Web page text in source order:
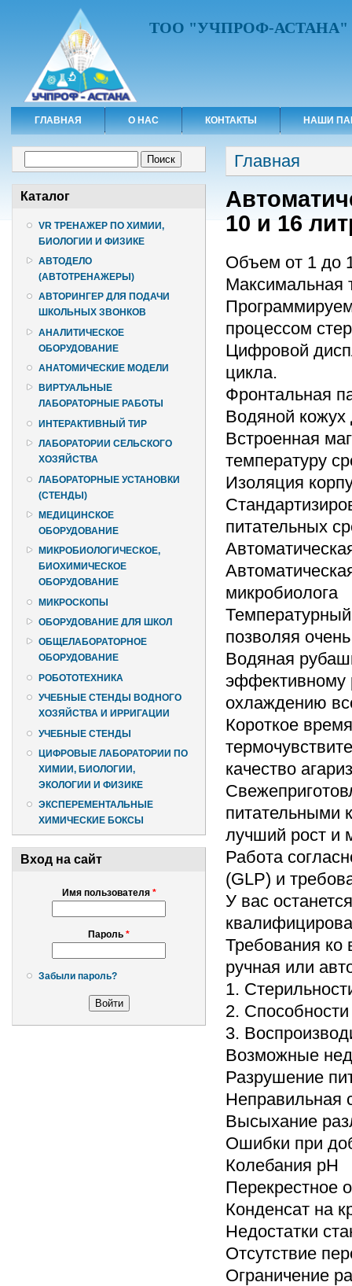
ТОО "УЧПРОФ-АСТАНА"
ГЛАВНАЯ О НАС КОНТАКТЫ НАШИ
Каталог
VR ТРЕНАЖЕР ПО ХИМИИ,
БИОЛОГИИ И ФИЗИКЕ
АВТОДЕЛО
(АВТОТРЕНАЖЕРЫ)
АВТОРИНГЕР ДЛЯ ПОДАЧИ
ШКОЛЬНЫХ ЗВОНКОВ
АНАЛИТИЧЕСКОЕ
ОБОРУДОВАНИЕ
АНАТОМИЧЕСКИЕ МОДЕЛИ
ВИРТУАЛЬНЫЕ
ЛАБОРАТОРНЫЕ РАБОТЫ
ИНТЕРАКТИВНЫЙ ТИР
ЛАБОРАТОРИИ СЕЛЬСКОГО
ХОЗЯЙСТВА
ЛАБОРАТОРНЫЕ УСТАНОВКИ
(СТЕНДЫ)
МЕДИЦИНСКОЕ
ОБОРУДОВАНИЕ
МИКРОБИОЛОГИЧЕСКОЕ,
БИОХИМИЧЕСКОЕ
ОБОРУДОВАНИЕ
МИКРОСКОПЫ
ОБОРУДОВАНИЕ ДЛЯ ШКОЛ
ОБЩЕЛАБОРАТОРНОЕ
ОБОРУДОВАНИЕ
РОБОТОТЕХНИКА
УЧЕБНЫЕ СТЕНДЫ ВОДНОГО
ХОЗЯЙСТВА И ИРРИГАЦИИ
УЧЕБНЫЕ СТЕНДЫ
ЦИФРОВЫЕ ЛАБОРАТОРИИ ПО
ХИМИИ, БИОЛОГИИ,
ЭКОЛОГИИ И ФИЗИКЕ
ЭКСПЕРЕМЕНТАЛЬНЫЕ
ХИМИЧЕСКИЕ БОКСЫ
Вход на сайт
Имя пользователя *
Пароль *
Забыли пароль?
Вы здесь
Главная
10 и 16
Объем от 1 до
Максимальная
процессом
Цифровой
цикла.
Фронтальная
Водяной кожух
Встроенная
температуру
Изоляция
питательных
микробиолога
Температурный
позволяя
Водяная
эффективному
охлаждению
Короткое
качество
питательными
лучший рост и
Работа
(GLP) и
У вас
Требования ко
ручная или
1.
2.
3.
Возможные
Разрушение
Неправильная
Высыхание
Ошибки при
Колебания рН
Перекрестное
Конденсат на
Недостатки
Отсутствие
Ограничение